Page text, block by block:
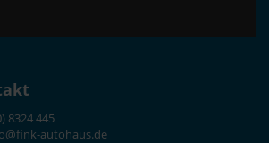
8324 445
autohaus.de